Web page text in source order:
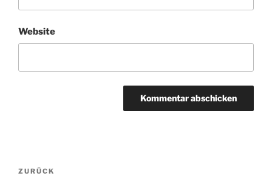
Website
Beitragsnavigation
Vorheriger
ZURÜCK